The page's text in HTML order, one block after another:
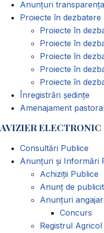
Anunțuri
Proiecte în dezbatere
Proiecte în
Proiecte în
Proiecte în
Proiecte în
Proiecte în
Înregistrări ședințe
Amenajament
AVIZIER ELECTRONIC
Consultări Publice
Anunțuri și Informări
Achiziții Publice
Anunț de
Anunțuri
Concurs
Registrul Agricol